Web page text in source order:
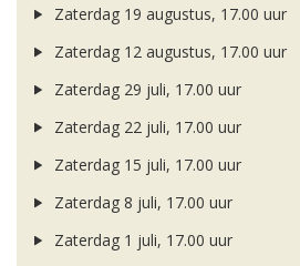
Zaterdag 19 augustus, 17.00 uur
Zaterdag 12 augustus, 17.00 uur
Zaterdag 29 juli, 17.00 uur
Zaterdag 22 juli, 17.00 uur
Zaterdag 15 juli, 17.00 uur
Zaterdag 8 juli, 17.00 uur
Zaterdag 1 juli, 17.00 uur